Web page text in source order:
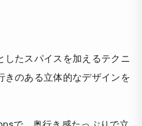
したスパイスを加えるテクニ
きのある立体的なデザインを